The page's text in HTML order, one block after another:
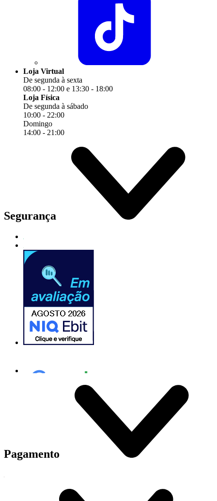
Loja Virtual
De segunda à sexta
08:00 - 12:00 e 13:30 - 18:00
Loja Física
De segunda à sábado
10:00 - 22:00
Domingo
14:00 - 21:00
Segurança
Pagamento